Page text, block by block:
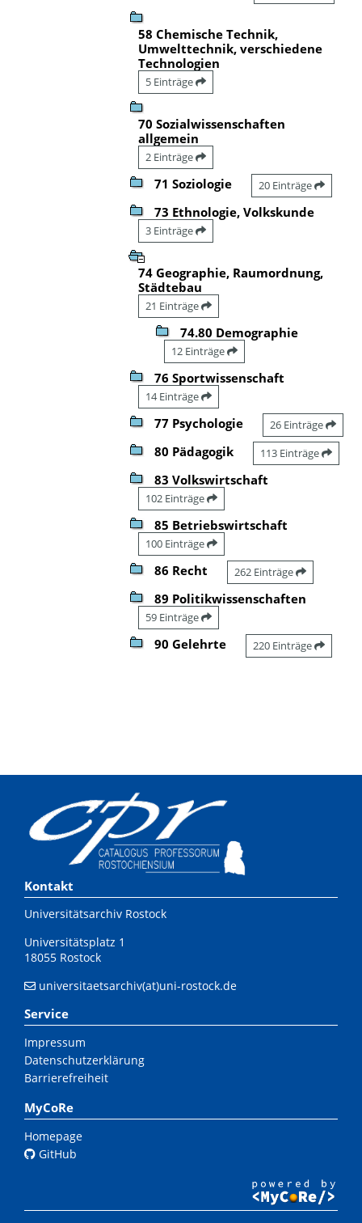
58 Chemische Technik,
Umwelttechnik, verschiedene
Technologien
5 Einträge
70 Sozialwissenschaften
allgemein
2 Einträge
71 Soziologie 20 Einträge
73 Ethnologie, Volkskunde
3 Einträge
74 Geographie, Raumordnung,
Städtebau
21 Einträge
74.80 Demographie
12 Einträge
76 Sportwissenschaft
14 Einträge
77 Psychologie 26 Einträge
80 Pädagogik 113 Einträge
83 Volkswirtschaft
102 Einträge
85 Betriebswirtschaft
100 Einträge
86 Recht 262 Einträge
89 Politikwissenschaften
59 Einträge
90 Gelehrte 220 Einträge
Kontakt
Universitätsarchiv Rostock
Universitätsplatz 1
18055 Rostock
universitaetsarchiv(at)uni-rostock.de
Service
Impressum
Datenschutzerklärung
Barrierefreiheit
MyCoRe
Homepage
GitHub